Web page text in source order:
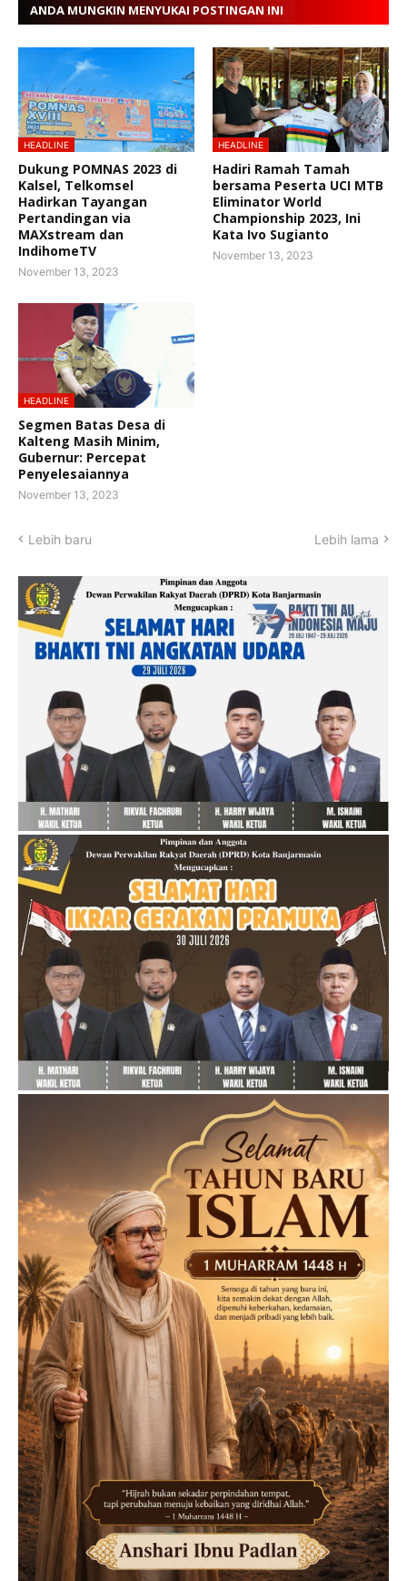
ANDA MUNGKIN MENYUKAI POSTINGAN INI
HEADLINE
Dukung POMNAS 2023 di
Kalsel, Telkomsel
Hadirkan Tayangan
Pertandingan via
MAXstream dan
IndihomeTV
November 13, 2023
HEADLINE
Hadiri Ramah Tamah
bersama Peserta UCI MTB
Eliminator World
Championship 2023, Ini
Kata Ivo Sugianto
November 13, 2023
HEADLINE
Segmen Batas Desa di
Kalteng Masih Minim,
Gubernur: Percepat
Penyelesaiannya
November 13, 2023
Lebih baru Lebih lama